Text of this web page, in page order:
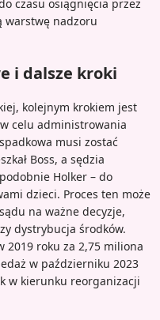
czasu osiągnięcia przez
warstwę nadzoru
i dalsze kroki
kolejnym krokiem jest
celu administrowania
musi zostać
Boss, a sędzia
Holker – do
dzieci. Proces ten może
na ważne decyzje,
dystrybucja środków.
2019 roku za 2,75 miliona
w październiku 2023
w kierunku reorganizacji